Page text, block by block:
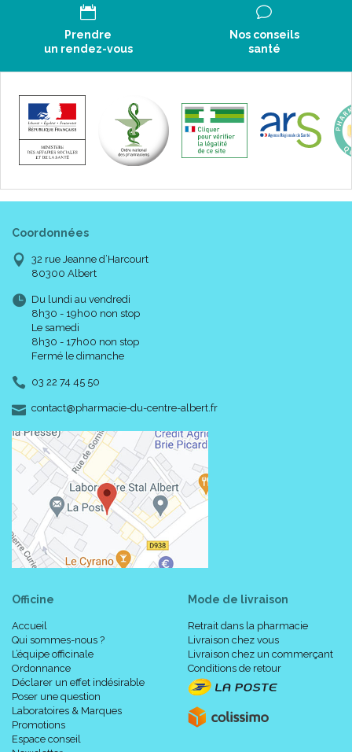
Prendre
un rendez-vous
Nos conseils
santé
Coordonnées
32 rue Jeanne d’Harcourt
80300 Albert
Du lundi au vendredi
8h30 - 19h00 non stop
Le samedi
8h30 - 17h00 non stop
Fermé le dimanche
03 22 74 45 50
contact-
@-
pharmacie-du-centre-albert.fr
Officine
Accueil
Qui sommes-nous ?
L’équipe officinale
Ordonnance
Déclarer un effet indésirable
Poser une question
Laboratoires & Marques
Promotions
Espace conseil
Mode de livraison
Retrait dans la pharmacie
Livraison chez vous
Livraison chez un commerçant
Conditions de retour